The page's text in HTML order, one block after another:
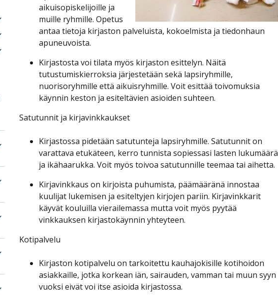
aikuisopiskelijoille ja
muille ryhmille. Opetus
antaa tietoja kirjaston palveluista, kokoelmista ja tiedonhaun
apuneuvoista.
Kirjastosta voi tilata myös kirjaston esittelyn. Näitä
tutustumiskierroksia järjestetään sekä lapsiryhmille,
nuorisoryhmille että aikuisryhmille. Voit esittää toivomuksia
käynnin keston ja esiteltävien asioiden suhteen.
Satutunnit ja kirjavinkkaukset
Kirjastossa pidetään satutunteja lapsiryhmille. Satutunnit on
varattava etukäteen, kerro tunnista sopiessasi lasten lukumäärä
ja ikähaarukka. Voit myös toivoa satutunnille teemaa tai aihetta.
Kirjavinkkaus on kirjoista puhumista, päämääränä innostaa
kuulijat lukemisen ja esiteltyjen kirjojen pariin. Kirjavinkkarit
käyvät kouluilla vierailemassa mutta voit myös pyytää
vinkkauksen kirjastokäynnin yhteyteen.
Kotipalvelu
Kirjaston kotipalvelu on tarkoitettu kauhajokisille kotihoidon
asiakkaille, jotka korkean iän, sairauden, vamman tai muun syyn
vuoksi eivät voi itse asioida kirjastossa.